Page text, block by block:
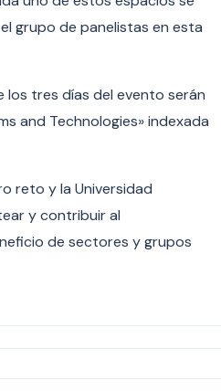
grupo de panelistas en esta
los tres días del evento serán
and Technologies» indexada
reto y la Universidad
y contribuir al
de sectores y grupos